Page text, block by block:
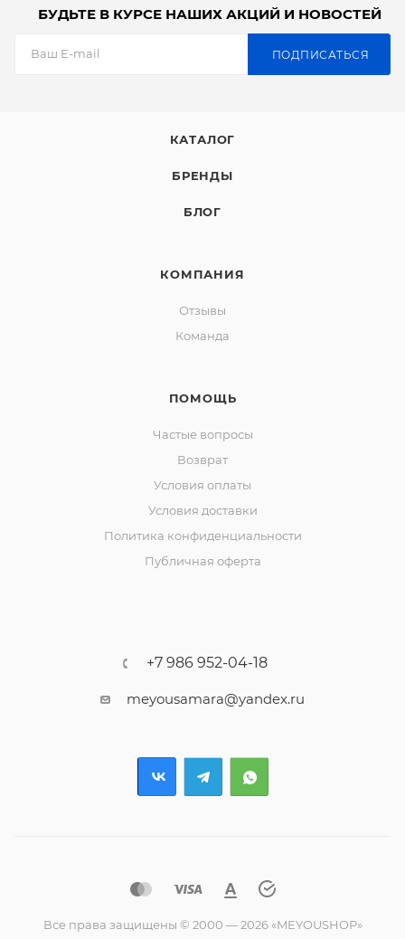
БУДЬТЕ В КУРСЕ НАШИХ АКЦИЙ И НОВОСТЕЙ
ПОДПИСАТЬСЯ
КАТАЛОГ
БРЕНДЫ
БЛОГ
КОМПАНИЯ
Отзывы
Команда
ПОМОЩЬ
Частые вопросы
Возврат
Условия оплаты
Условия доставки
Политика конфиденциальности
Публичная оферта
+7 986 952-04-18
meyousamara@yandex.ru
Все права защищены © 2000 — 2026 «MEYOUSHOP»